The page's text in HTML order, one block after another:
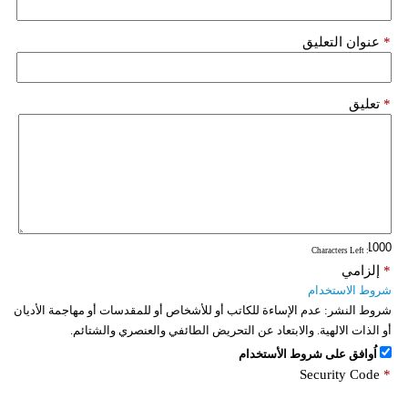
عنوان التعليق *
تعليق *
: Characters Left
إلزامي *
شروط الاستخدام
شروط النشر: عدم الإساءة للكاتب أو للأشخاص أو للمقدسات أو مهاجمة الأديان
أو الذات الالهية. والابتعاد عن التحريض الطائفي والعنصري والشتائم.
اُوافق على شروط الأستخدام
Security Code *